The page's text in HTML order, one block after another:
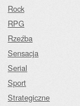
Rock
RPG
Rzeźba
Sensacja
Serial
Sport
Strategiczne